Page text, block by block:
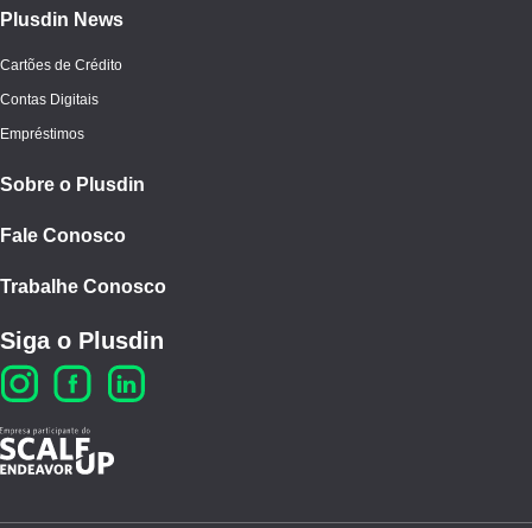
Plusdin News
Cartões de Crédito
Contas Digitais
Empréstimos
Sobre o Plusdin
Fale Conosco
Trabalhe Conosco
Siga o Plusdin